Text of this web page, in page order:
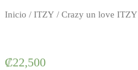
Inicio / ITZY / Crazy un love ITZY
₡22,500